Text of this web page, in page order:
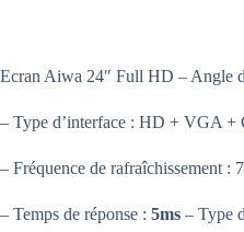
Ecran Aiwa 24″ Full HD – Angle
– Type d’interface : HD + VGA +
– Fréquence de rafraîchissement :
– Temps de réponse : 5ms – Type